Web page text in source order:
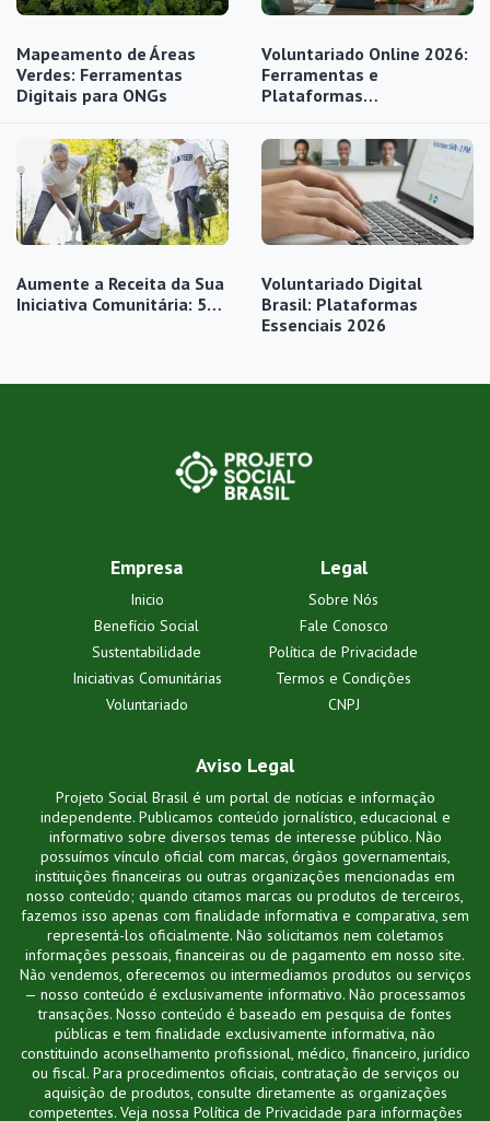
Mapeamento de Áreas
Verdes: Ferramentas
Digitais para ONGs
Voluntariado Online 2026:
Ferramentas e
Plataformas…
Aumente a Receita da Sua
Iniciativa Comunitária: 5…
Voluntariado Digital
Brasil: Plataformas
Essenciais 2026
Empresa
Inicio
Benefício Social
Sustentabilidade
Iniciativas Comunitárias
Voluntariado
Legal
Sobre Nós
Fale Conosco
Política de Privacidade
Termos e Condições
CNPJ
Aviso Legal
Projeto Social Brasil é um portal de notícias e informação
independente. Publicamos conteúdo jornalístico, educacional e
informativo sobre diversos temas de interesse público. Não
possuímos vínculo oficial com marcas, órgãos governamentais,
instituições financeiras ou outras organizações mencionadas em
nosso conteúdo; quando citamos marcas ou produtos de terceiros,
fazemos isso apenas com finalidade informativa e comparativa, sem
representá-los oficialmente. Não solicitamos nem coletamos
informações pessoais, financeiras ou de pagamento em nosso site.
Não vendemos, oferecemos ou intermediamos produtos ou serviços
— nosso conteúdo é exclusivamente informativo. Não processamos
transações. Nosso conteúdo é baseado em pesquisa de fontes
públicas e tem finalidade exclusivamente informativa, não
constituindo aconselhamento profissional, médico, financeiro, jurídico
ou fiscal. Para procedimentos oficiais, contratação de serviços ou
aquisição de produtos, consulte diretamente as organizações
competentes. Veja nossa Política de Privacidade para informações